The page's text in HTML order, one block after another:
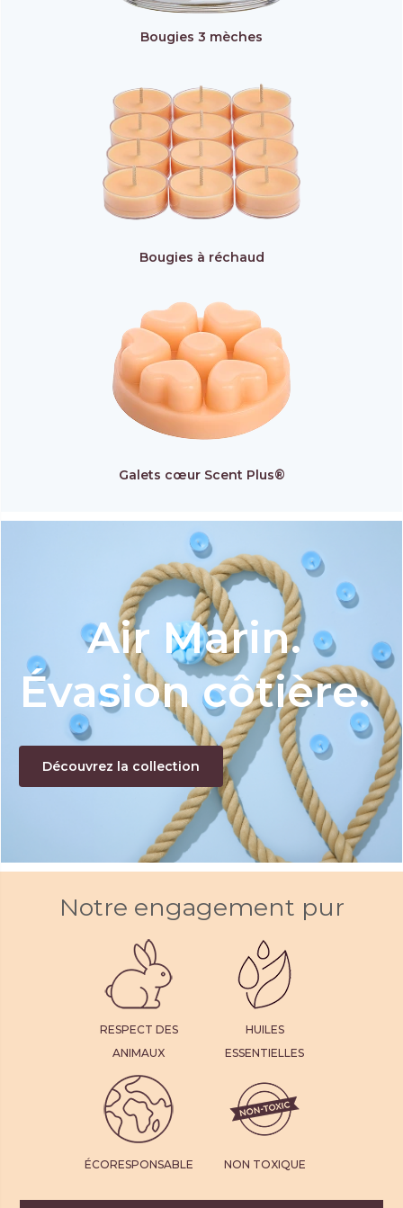
Bougies 3 mèches
Bougies à réchaud
Galets cœur Scent Plus®
Air Marin.
Évasion côtière.
Découvrez la collection
Notre engagement pur
RESPECT DES
ANIMAUX
HUILES
ESSENTIELLES
ÉCORESPONSABLE NON TOXIQUE